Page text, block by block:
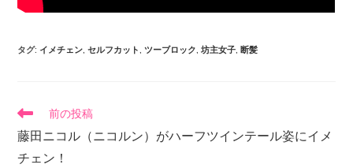
タグ: イメチェン, セルフカット, ツーブロック, 坊主女子, 断髪
前の投稿
藤田ニコル（ニコルン）がハーフツインテール姿にイメ
チェン！